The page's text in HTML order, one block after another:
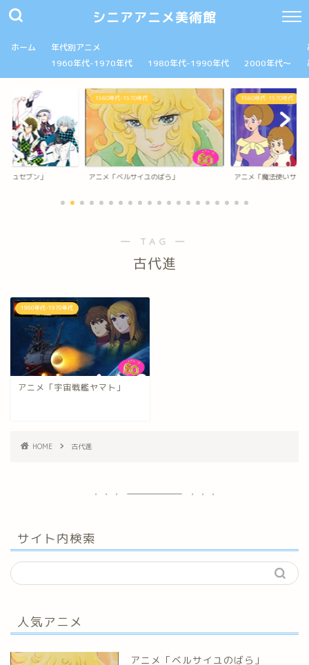
シニアアニメ美術館
ホーム
年代別アニメ
1960年代-1970年代
1980年代-1990年代 2000年代～
シュセブン」
1960年代-1970年代
アニメ「ベルサイユのばら」
1960年代-1970年代
アニメ「魔法使いサリ
― TAG ―
古代進
1960年代-1970年代
アニメ「宇宙戦艦ヤマト」
HOME 古代進
サイト内検索
人気アニメ
アニメ「ベルサイユのばら」